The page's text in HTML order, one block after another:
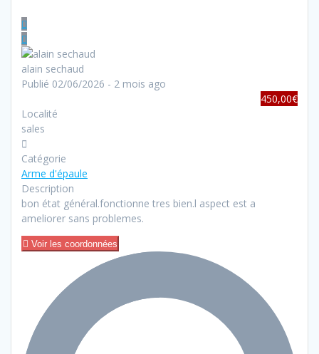
alain sechaud
Publié 02/06/2026 - 2 mois ago
450,00€
Localité
sales
Catégorie
Arme d'épaule
Description
bon état général.fonctionne tres bien.l aspect est a
ameliorer sans problemes.
Voir les coordonnées